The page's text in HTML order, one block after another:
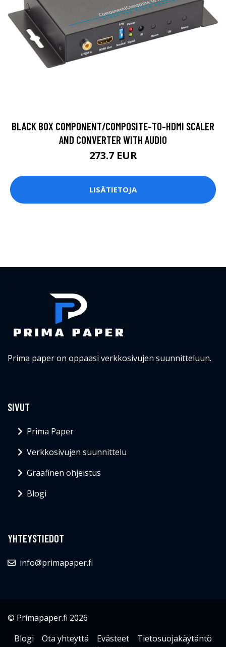
BLACK BOX COMPONENT/COMPOSITE-TO-HDMI SCALER
AND CONVERTER WITH AUDIO
273.7 EUR
LISÄTIETOJA
Prima paper on oppaasi verkkosivujen suunnitteluun.
SIVUT
Prima Paper
Verkkosivujen suunnittelu
Graafinen ohjeistus
Blogi
YHTEYSTIEDOT
info@primapaper.fi
© Primapaper.fi 2026
Blogi
Ota yhteyttä Evästeet
Tietosuojakäytäntö